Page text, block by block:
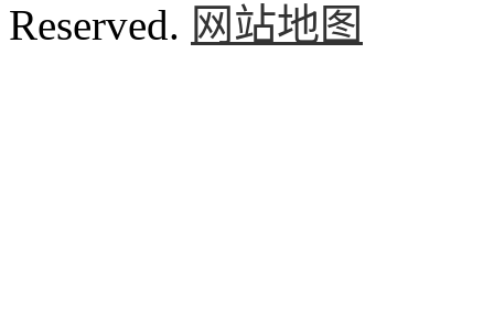
Reserved. 网站地图